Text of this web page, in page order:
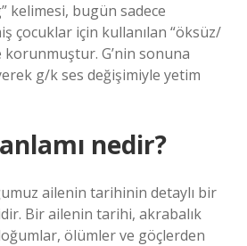
kelimesi, bugün sadece
çocuklar için kullanılan “öksüz/
korunmuştur. G’nin sonuna
g/k ses değişimiyle yetim
nedir?
ailenin tarihinin detaylı bir
Bir ailenin tarihi, akrabalık
ölümler ve göçlerden